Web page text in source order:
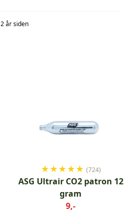
2 år siden
★★★★★ (724)
ASG Ultrair CO2 patron 12
gram
9,-